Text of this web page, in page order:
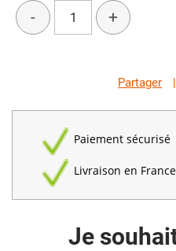
- +
Partager |
Paiement sécurisé
Livraison en
Je